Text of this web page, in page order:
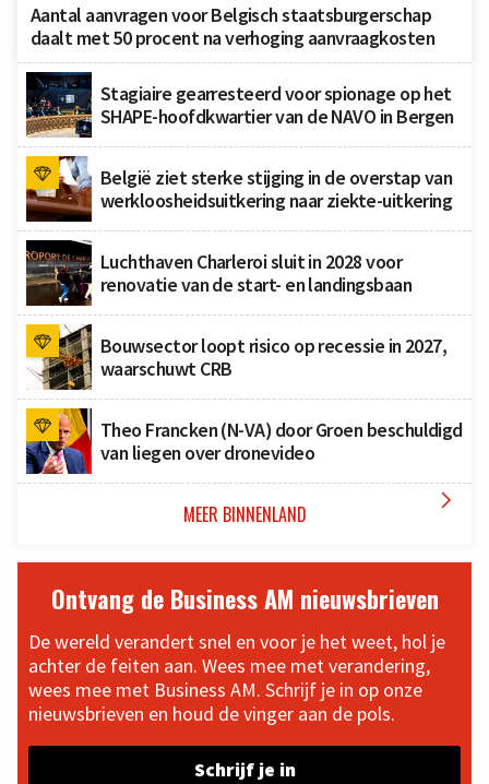
Aantal aanvragen voor Belgisch staatsburgerschap
daalt met 50 procent na verhoging aanvraagkosten
Stagiaire gearresteerd voor spionage op het
SHAPE-hoofdkwartier van de NAVO in Bergen
België ziet sterke stijging in de overstap van
werkloosheidsuitkering naar ziekte-uitkering
Luchthaven Charleroi sluit in 2028 voor
renovatie van de start- en landingsbaan
Bouwsector loopt risico op recessie in 2027,
waarschuwt CRB
Theo Francken (N-VA) door Groen beschuldigd
van liegen over dronevideo
MEER BINNENLAND 
Ontvang de Business AM nieuwsbrieven
De wereld verandert snel en voor je het weet, hol je
achter de feiten aan. Wees mee met verandering,
wees mee met Business AM. Schrijf je in op onze
nieuwsbrieven en houd de vinger aan de pols.
Schrijf je in